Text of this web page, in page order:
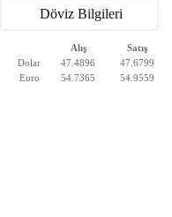
Döviz Bilgileri
Alış
Satış
Dolar
47.4896
47.6799
Euro
54.7365 54.9559